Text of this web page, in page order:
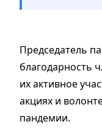
Председатель
благодарность
их активное
акциях и
пандемии.